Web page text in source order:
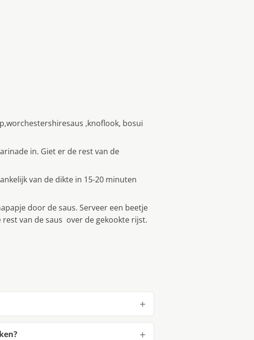
,knoflook, bosui
in. Giet er de rest van de
van de dikte in 15-20 minuten
door de saus. Serveer een beetje
van de saus over de gekookte rijst.